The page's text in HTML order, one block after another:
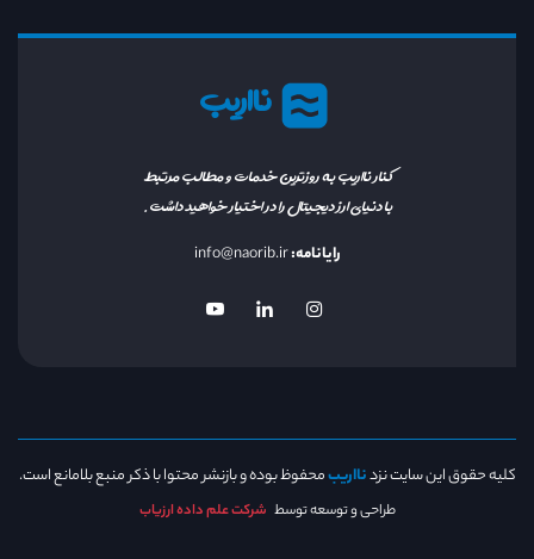
نااریب
کنار نااریب به روزترین خدمات و مطالب مرتبط
با دنیای ارز دیجیتال را در اختیار خواهید داشت.
رایانامه:info@naorib.ir
کلیه حقوق این سایت نزدنااریبمحفوظ بوده و بازنشر محتوا با ذکر منبع بلامانع است.
طراحی و توسعه توسط شرکت علم داده ارزیاب